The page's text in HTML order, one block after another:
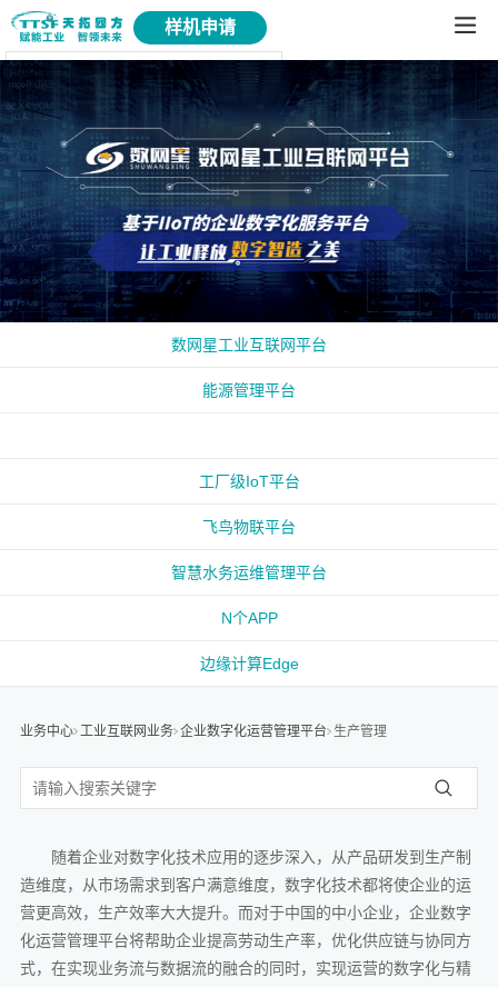
样机申请
数网星工业互联网平台
能源管理平台
工厂级IoT平台
飞鸟物联平台
智慧水务运维管理平台
N个APP
边缘计算Edge
业务中心 工业互联网业务 企业数字化运营管理平台 生产管理
随着企业对数字化技术应用的逐步深入，从产品研发到生产制
造维度，从市场需求到客户满意维度，数字化技术都将使企业的运
营更高效，生产效率大大提升。而对于中国的中小企业，企业数字
化运营管理平台将帮助企业提高劳动生产率，优化供应链与协同方
式，在实现业务流与数据流的融合的同时，实现运营的数字化与精